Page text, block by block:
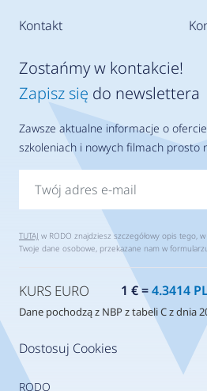
Kontakt
Dostosuj Cookies
RODO
Zostańmy w kontakcie!
Zapisz się do newslettera
Zawsze aktualne informacje o
szkoleniach i nowych filmach prosto
TUTAJ w RODO znajdziesz szczegółowy opis tego,
Twoje dane osobowe, przekazane nam w
KURS EURO 1 € =4.3414
Dane pochodzą z NBP z tabeli C z dnia